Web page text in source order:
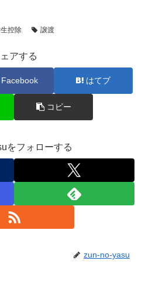
控除 譲渡
アする
Facebook はてブ
コピー
をフォローする
zun-no-yasu